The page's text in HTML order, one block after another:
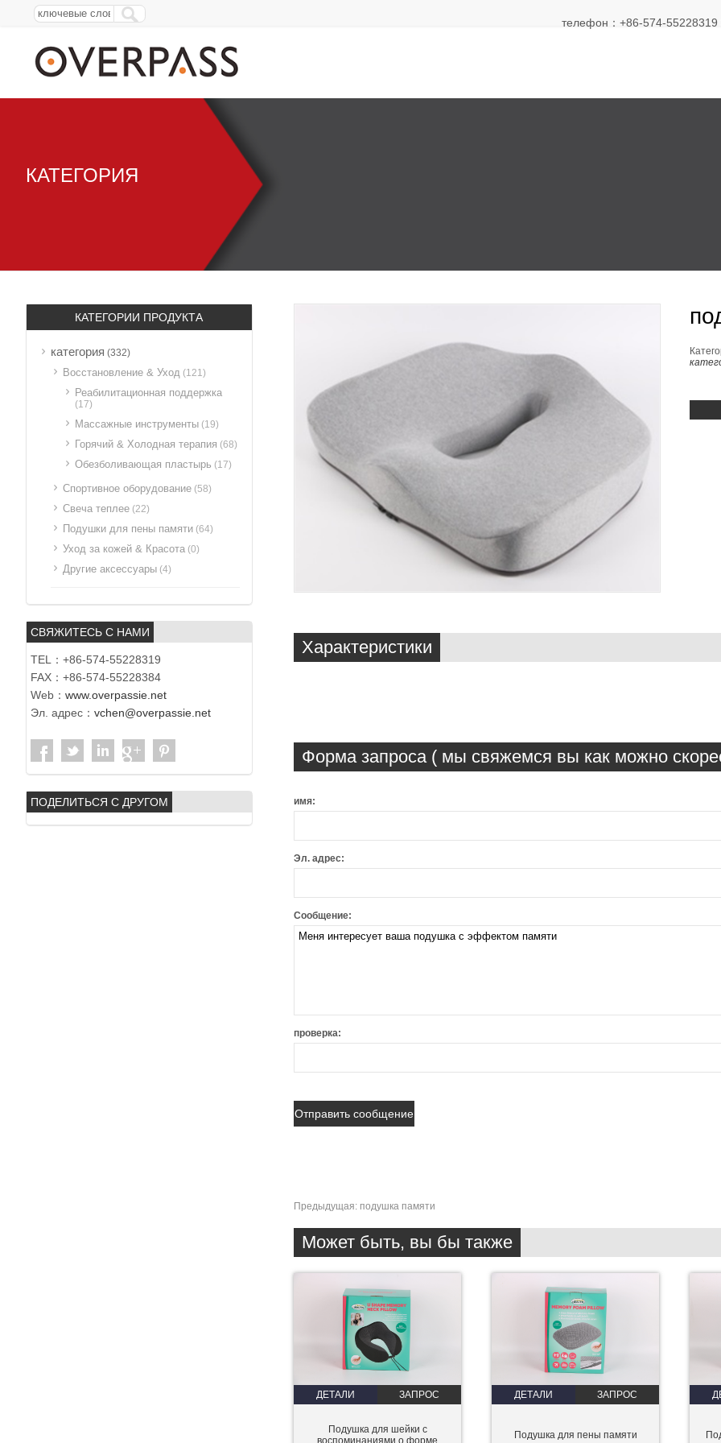
телефон：+86-574-
КАТЕГОРИЯ
Характеристики
Форма запроса ( мы свяжемся вы как можно
имя:
Эл. адрес:
Сообщение:
проверка:
Предыдущая: подушка памяти
Может быть, вы бы также
ДЕТАЛИ ЗАПРОС
Подушка для шейки с
воспоминаниями о форме
ДЕТАЛИ ЗАПРОС
Подушка для пены памяти
КАТЕГОРИИ ПРОДУКТА
категория (332)
Восстановление & Уход (121)
Реабилитационная поддержка
(17)
Массажные инструменты (19)
Горячий & Холодная терапия (68)
Обезболивающая пластырь (17)
Спортивное оборудование (58)
Свеча теплее (22)
Подушки для пены памяти (64)
Уход за кожей & Красота (0)
Другие аксессуары (4)
СВЯЖИТЕСЬ С НАМИ
TEL：+86-574-55228319
FAX：+86-574-55228384
Web： www.overpassie.net
Эл. адрес： vchen@overpassie.net
ПОДЕЛИТЬСЯ С ДРУГОМ